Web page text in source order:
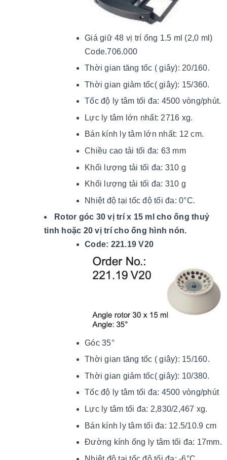
Giá giữ 48 vị trí ống 1.5 ml (2,0 ml)
Code.706.000
Thời gian tăng tốc ( giây): 20/160.
Thời gian giảm tốc( giây): 15/360.
Tốc độ ly tâm tối đa: 4500 vòng/phút.
Lực ly tâm lớn nhất: 2716 xg.
Bán kính ly tâm lớn nhất: 12 cm.
Chiều cao tải tối đa: 63 mm
Khối lượng tải tối đa: 310 g
Khối lượng tải tối đa: 310 g
Nhiệt độ tại tốc độ tối đa: 0°C.
Rotor góc 30 vị trí x 15 ml cho ống thuỷ
tinh hoặc 20 vị trí cho ống hình nón.
Code: 221.19 V20
Góc 35°
Thời gian tăng tốc ( giây): 15/160.
Thời gian giảm tốc( giây): 10/380.
Tốc độ ly tâm tối đa: 4500 vòng/phút
Lực ly tâm tối đa: 2,830/2,467 xg.
Bán kính ly tâm tối đa: 12.5/10.9 cm
Đường kính ống ly tâm tối đa: 17mm.